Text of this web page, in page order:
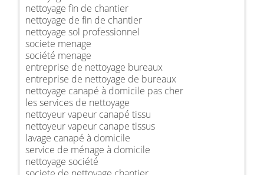
nettoyage fin de chantier
nettoyage de fin de chantier
nettoyage sol professionnel
societe menage
société menage
entreprise de nettoyage bureaux
entreprise de nettoyage de bureaux
nettoyage canapé à domicile pas cher
les services de nettoyage
nettoyeur vapeur canapé tissu
nettoyeur vapeur canape tissus
lavage canapé à domicile
service de ménage à domicile
nettoyage société